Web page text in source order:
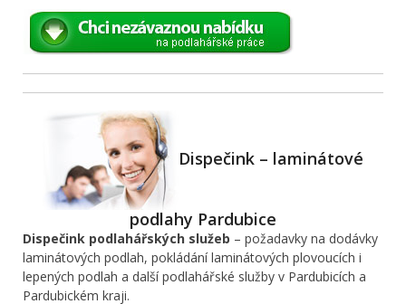
Dispečink – laminátové
podlahy Pardubice
Dispečink podlahářských služeb – požadavky na dodávky
laminátových podlah, pokládání laminátových plovoucích i
lepených podlah a další podlahářské služby v Pardubicích a
Pardubickém kraji.